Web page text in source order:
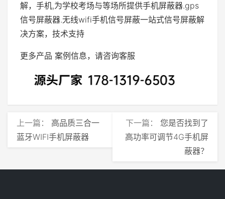
解，手机,为学校考场与等场所提供手机屏蔽器.gps
信号屏蔽器.无线wifi手机信号屏蔽一站式信号屏蔽解
决方案，技术支持
更多产品 案例信息，请咨询客服
上一篇： 高品质三合一
蓝牙WIFI手机屏蔽器
下一篇： 您是否找到了
高功率可调节4G手机屏
蔽器？